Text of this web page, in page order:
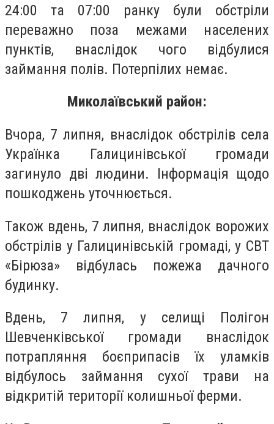
24:00 та 07:00 ранку були обстріли
переважно поза межами населених
пунктів, внаслідок чого відбулися
займання полів. Потерпілих немає.
Миколаївський район:
Вчора, 7 липня, внаслідок обстрілів села
Українка Галицинівської громади
загинуло дві людини. Інформація щодо
пошкоджень уточнюється.
Також вдень, 7 липня, внаслідок ворожих
обстрілів у Галицинівській громаді, у СВТ
«Бірюза» відбулась пожежа дачного
будинку.
Вдень, 7 липня, у селищі Полігон
Шевченківської громади внаслідок
потрапляння боєприпасів їх уламків
відбулось займання сухої трави на
відкритій території колишньої ферми.